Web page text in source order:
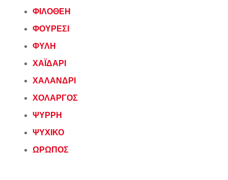
ΦΙΛΟΘΕΗ
ΦΟΥΡΕΣΙ
ΦΥΛΗ
ΧΑΪΔΑΡΙ
ΧΑΛΑΝΔΡΙ
ΧΟΛΑΡΓΟΣ
ΨΥΡΡΗ
ΨΥΧΙΚΟ
ΩΡΩΠΟΣ